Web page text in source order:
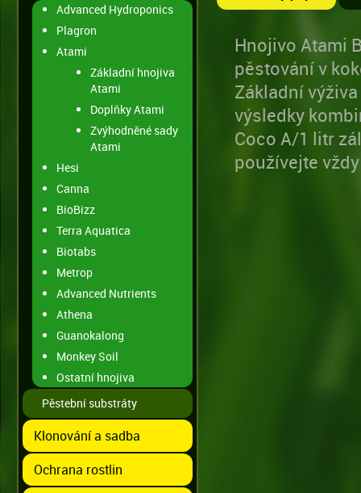
Advanced Hydroponics
Plagron
Atami
Základní hnojiva
Atami
Doplňky Atami
Zvýhodněné sady
Atami
Hesi
Canna
BioBizz
Terra Aquatica
Biotabs
Metrop
Advanced Nutrients
Athena
Guanokalong
Monkey Soil
Ostatní hnojiva
Pěstební substráty
Klonování a sadba
Ochrana rostlin
Hnojivo Atami
pěstování v
Základní
výsledky
Coco A/1 litr
používejte